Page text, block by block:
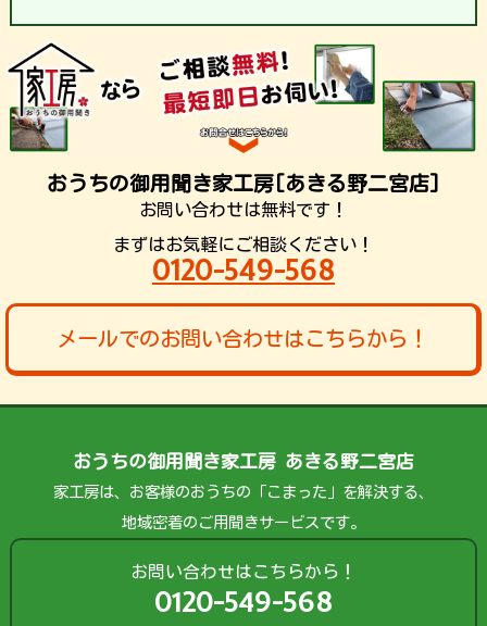
おうちの御用聞き家工房[あきる野二宮店]
お問い合わせは無料です！
まずはお気軽にご相談ください！
0120-549-568
メールでのお問い合わせはこちらから！
おうちの御用聞き家工房 あきる野二宮店
家工房は、お客様のおうちの「こまった」を解決する、
地域密着のご用聞きサービスです。
お問い合わせはこちらから！
0120-549-568